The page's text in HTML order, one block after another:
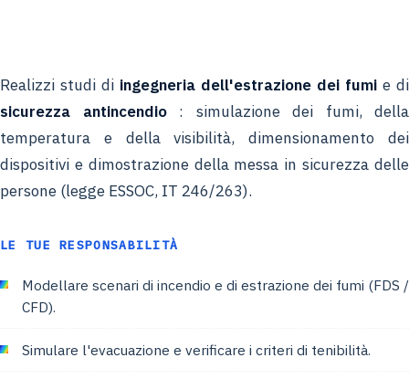
Realizzi studi di ingegneria dell'estrazione dei fumi e di
sicurezza antincendio: simulazione dei fumi, della
temperatura e della visibilità, dimensionamento dei
dispositivi e dimostrazione della messa in sicurezza delle
persone (legge ESSOC, IT 246/263).
LE TUE RESPONSABILITÀ
Modellare scenari di incendio e di estrazione dei fumi (FDS /
CFD).
Simulare l'evacuazione e verificare i criteri di tenibilità.